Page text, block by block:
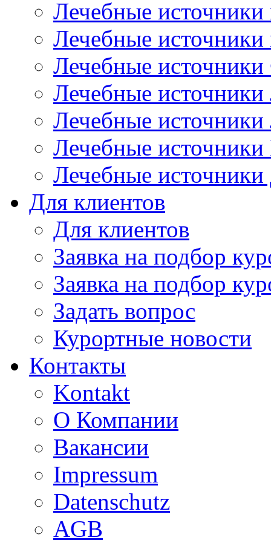
Лечебные
Лечебные
Лечебные
Лечебные
Лечебные источники
Лечебные
Лечебные
Для клиентов
Для клиентов
Заявка на подбор
Заявка на подбор
Задать вопрос
Курортные новости
Контакты
Kontakt
О Компании
Вакансии
Impressum
Datenschutz
AGB